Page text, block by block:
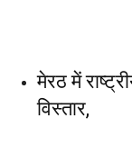
मेरठ में
विस्तार,